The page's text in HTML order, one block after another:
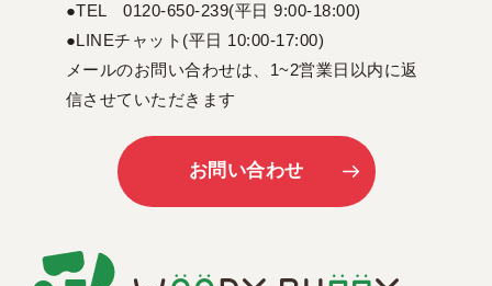
●TEL 0120-650-239(平日 9:00-18:00)
●LINEチャット(平日 10:00-17:00)
メールのお問い合わせは、1~2営業日以内に返
信させていただきます
お問い合わせ